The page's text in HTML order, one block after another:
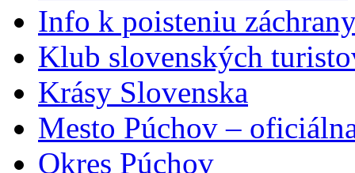
Info k poisteniu
Klub slovenských
Krásy Slovenska
Mesto Púchov –
Okres Púchov